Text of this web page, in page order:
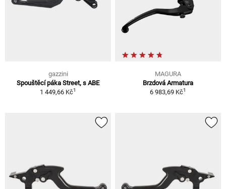
gazzini
Spouštěcí páka Street, s ABE
1 449,66 Kč1
MAGURA
Brzdová Armatura
6 983,69 Kč1